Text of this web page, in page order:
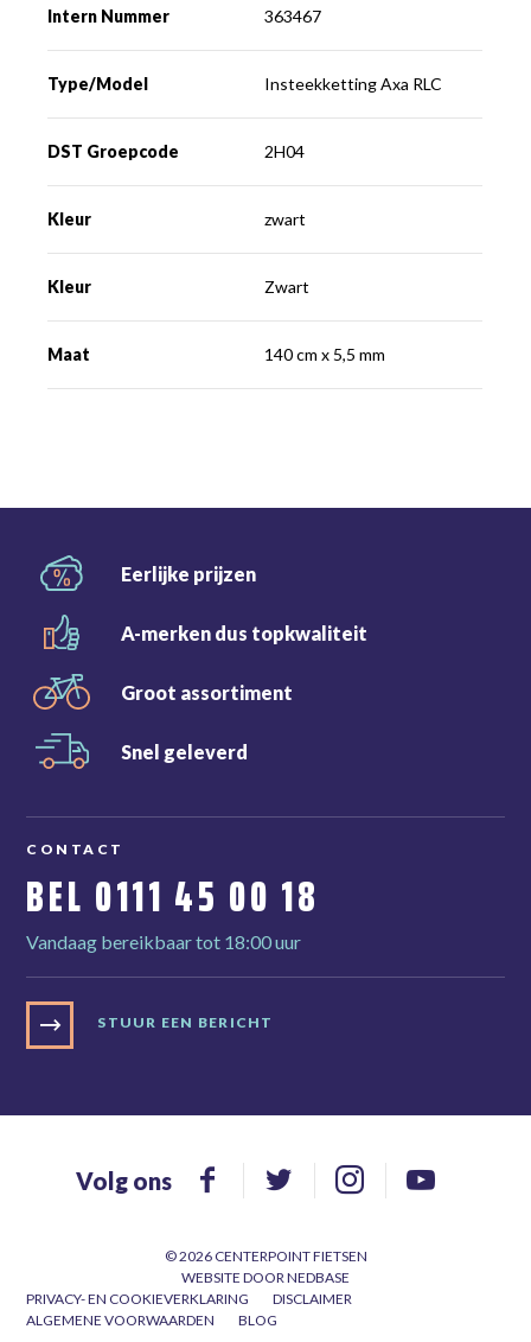
Intern Nummer 363467
Type/Model Insteekketting Axa RLC
DST Groepcode 2H04
Kleur zwart
Kleur Zwart
Maat 140 cm x 5,5 mm
Eerlijke prijzen
A-merken dus topkwaliteit
Groot assortiment
Snel geleverd
CONTACT
BEL 0111 45 00 18
Vandaag bereikbaar tot 18:00 uur
STUUR EEN BERICHT
© 2026 CENTERPOINT FIETSEN
WEBSITE DOORNEDBASE
PRIVACY- EN COOKIEVERKLARING
DISCLAIMER
ALGEMENE VOORWAARDEN
BLOG
Volg ons